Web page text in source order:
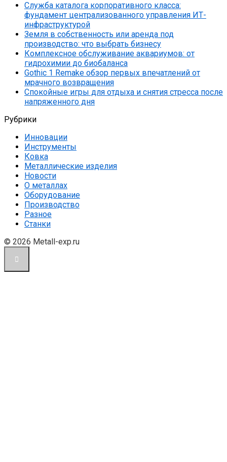
Служба каталога корпоративного класса:
фундамент централизованного управления ИТ-
инфраструктурой
Земля в собственность или аренда под
производство: что выбрать бизнесу
Комплексное обслуживание аквариумов: от
гидрохимии до биобаланса
Gothic 1 Remake обзор первых впечатлений от
мрачного возвращения
Спокойные игры для отдыха и снятия стресса после
напряженного дня
Рубрики
Инновации
Инструменты
Ковка
Металлические изделия
Новости
О металлах
Оборудование
Производство
Разное
Станки
© 2026 Metall-exp.ru